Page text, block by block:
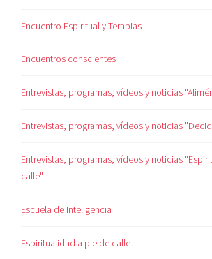
Encuentro Espiritual y Terapias
Encuentros conscientes
Entrevistas, programas, vídeos y noticias
Entrevistas, programas, vídeos y noticias
Entrevistas, programas, vídeos y noticias
calle"
Escuela de Inteligencia
Espiritualidad a pie de calle